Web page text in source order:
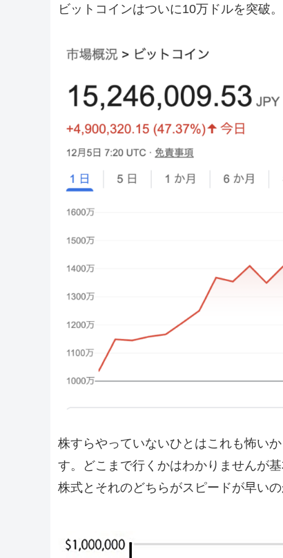
ビットコインはついに10万ドルを突破
株すらやっていないひとはこれも怖い
す。どこまで行くかはわかりませんが
株式とそれのどちらがスピードが早い